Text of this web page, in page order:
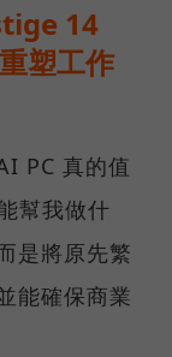
14
塑工作
PC 真的值
幫我做什
是將原先繁
能確保商業